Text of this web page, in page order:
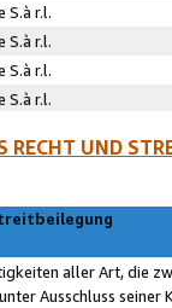
S.à r.l.
S.à r.l.
S.à r.l.
S.à r.l.
RECHT UND
aller Art, die
Ausschluss